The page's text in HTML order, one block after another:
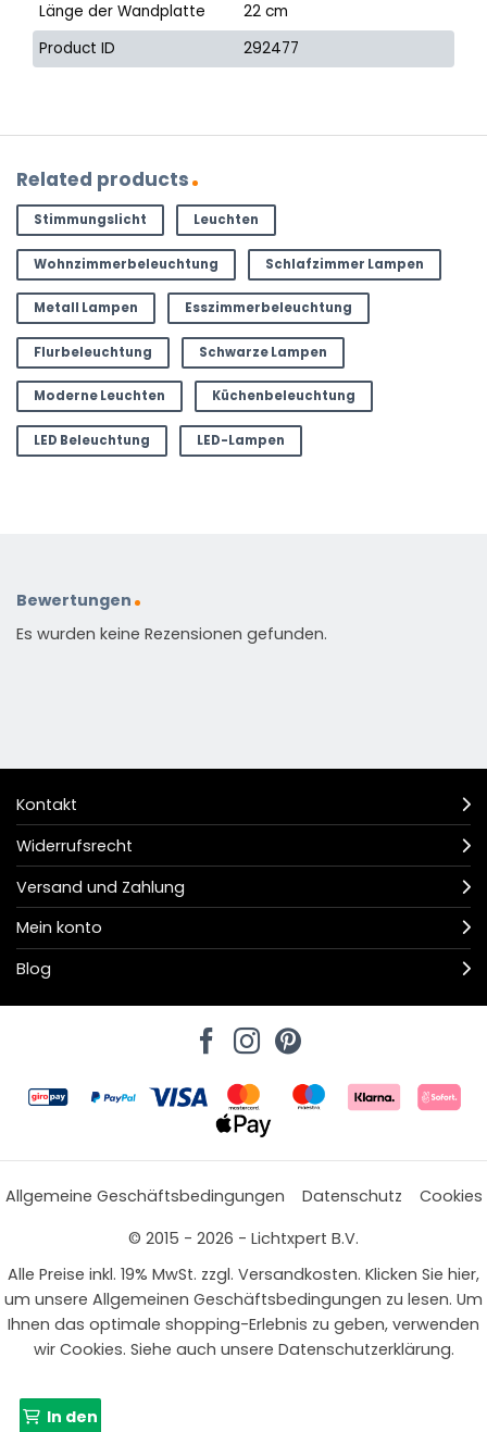
Länge der Wandplatte
22 cm
Product ID
292477
Related products
Stimmungslicht Leuchten
Wohnzimmerbeleuchtung Schlafzimmer Lampen
Metall Lampen Esszimmerbeleuchtung
Flurbeleuchtung Schwarze Lampen
Moderne Leuchten Küchenbeleuchtung
LED Beleuchtung LED-Lampen
Bewertungen
Es wurden keine Rezensionen gefunden.
Kontakt
Widerrufsrecht
Versand und Zahlung
Mein konto
Blog
Allgemeine Geschäftsbedingungen Datenschutz
Cookies
© 2015 - 2026 - Lichtxpert B.V.
Alle Preise inkl. 19% MwSt. zzgl. Versandkosten. Klicken Sie hier,
um unsere Allgemeinen Geschäftsbedingungen zu lesen. Um
Ihnen das optimale shopping-Erlebnis zu geben, verwenden
wir Cookies. Siehe auch unsere Datenschutzerklärung.
In den